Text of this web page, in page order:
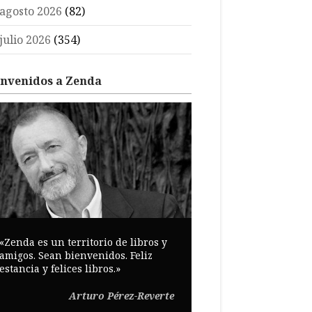
2026 (82)
2026 (354)
a Zenda
es un territorio de libros y
Sean bienvenidos. Feliz
y felices libros.»
Arturo Pérez-Reverte